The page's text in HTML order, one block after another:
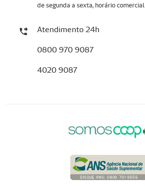
de segunda a sexta, horário comercial
Atendimento 24h
0800 970 9087
4020 9087